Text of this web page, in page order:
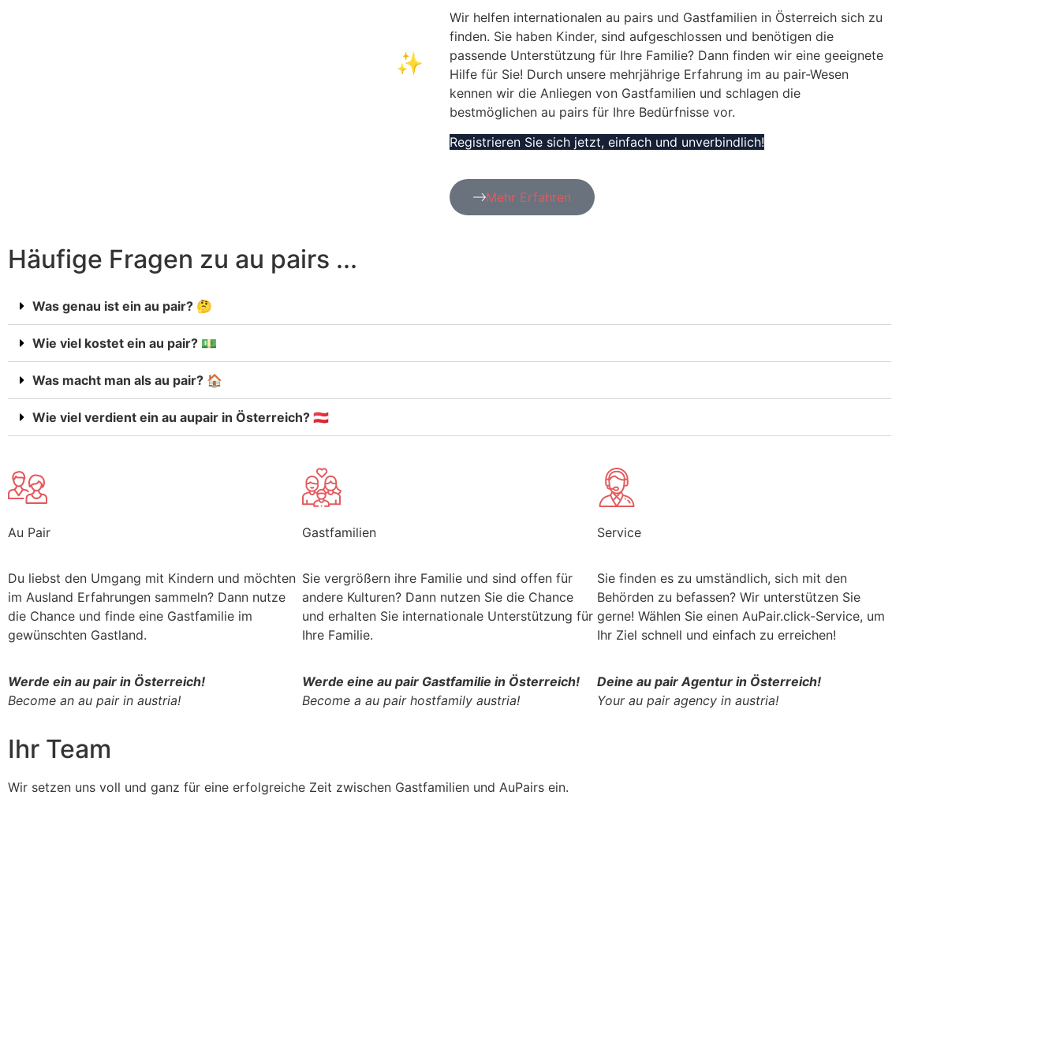
Beginnen wir die gemeinsame Reise! ✨
Wir helfen internationalen au pairs und Gastfamilien in Österreich sich zu
finden. Sie haben Kinder, sind aufgeschlossen und benötigen die
passende Unterstützung für Ihre Familie? Dann finden wir eine geeignete
Hilfe für Sie! Durch unsere mehrjährige Erfahrung im au pair-Wesen
kennen wir die Anliegen von Gastfamilien und schlagen die
bestmöglichen au pairs für Ihre Bedürfnisse vor.
Registrieren Sie sich jetzt, einfach und unverbindlich!
Mehr Erfahren
Häufige Fragen zu au pairs ...
Was genau ist ein au pair? 🤔
Wie viel kostet ein au pair? 💵
Was macht man als au pair? 🏠
Wie viel verdient ein au aupair in Österreich? 🇦🇹
Au Pair
Du liebst den Umgang mit Kindern und möchten
im Ausland Erfahrungen sammeln? Dann nutze
die Chance und finde eine Gastfamilie im
gewünschten Gastland.
Werde ein au pair in Österreich!
Become an au pair in austria!
Gastfamilien
Sie vergrößern ihre Familie und sind offen für
andere Kulturen? Dann nutzen Sie die Chance
und erhalten Sie internationale Unterstützung für
Ihre Familie.
Werde eine au pair Gastfamilie in Österreich!
Become a au pair hostfamily austria!
Service
Sie finden es zu umständlich, sich mit den
Behörden zu befassen? Wir unterstützen Sie
gerne! Wählen Sie einen AuPair.click-Service, um
Ihr Ziel schnell und einfach zu erreichen!
Deine au pair Agentur in Österreich!
Your au pair agency in austria!
Ihr Team
Wir setzen uns voll und ganz für eine erfolgreiche Zeit zwischen Gastfamilien und AuPairs ein.